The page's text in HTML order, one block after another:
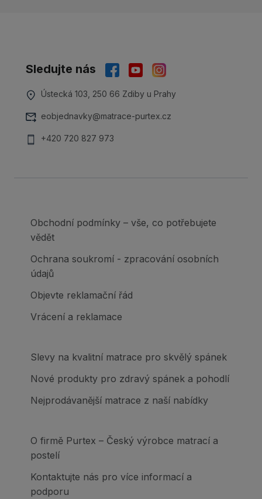
Sledujte nás
Ústecká 103, 250 66 Zdiby u Prahy
eobjednavky@matrace-purtex.cz
+420 720 827 973
Obchodní podmínky – vše, co potřebujete
vědět
Ochrana soukromí - zpracování osobních
údajů
Objevte reklamační řád
Vrácení a reklamace
Slevy na kvalitní matrace pro skvělý spánek
Nové produkty pro zdravý spánek a pohodlí
Nejprodávanější matrace z naší nabídky
O firmě Purtex – Český výrobce matrací a
postelí
Kontaktujte nás pro více informací a
podporu